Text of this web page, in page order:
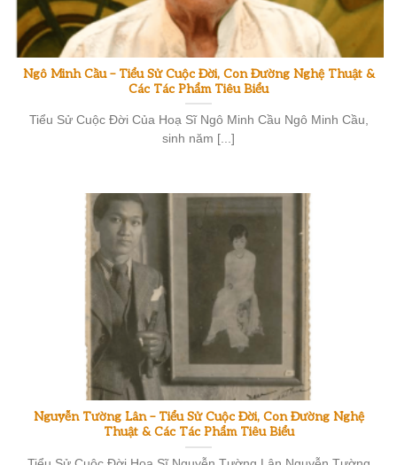
Ngô Minh Cầu – Tiểu Sử Cuộc Đời, Con Đường Nghệ Thuật &
Các Tác Phẩm Tiêu Biểu
Tiểu Sử Cuộc Đời Của Hoạ Sĩ Ngô Minh Cầu Ngô Minh Cầu,
sinh năm [...]
Nguyễn Tường Lân – Tiểu Sử Cuộc Đời, Con Đường Nghệ
Thuật & Các Tác Phẩm Tiêu Biểu